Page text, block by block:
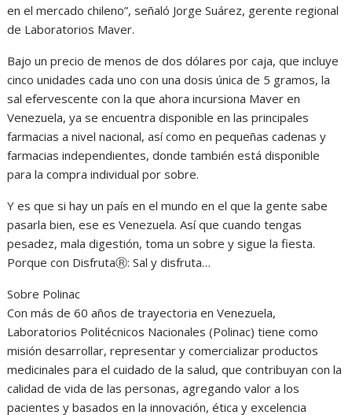
en el mercado chileno”, señaló Jorge Suárez, gerente regional
de Laboratorios Maver.
Bajo un precio de menos de dos dólares por caja, que incluye
cinco unidades cada uno con una dosis única de 5 gramos, la
sal efervescente con la que ahora incursiona Maver en
Venezuela, ya se encuentra disponible en las principales
farmacias a nivel nacional, así como en pequeñas cadenas y
farmacias independientes, donde también está disponible
para la compra individual por sobre.
Y es que si hay un país en el mundo en el que la gente sabe
pasarla bien, ese es Venezuela. Así que cuando tengas
pesadez, mala digestión, toma un sobre y sigue la fiesta.
Porque con DisfrutaⓇ: Sal y disfruta…
Sobre Polinac
Con más de 60 años de trayectoria en Venezuela,
Laboratorios Politécnicos Nacionales (Polinac) tiene como
misión desarrollar, representar y comercializar productos
medicinales para el cuidado de la salud, que contribuyan con la
calidad de vida de las personas, agregando valor a los
pacientes y basados en la innovación, ética y excelencia